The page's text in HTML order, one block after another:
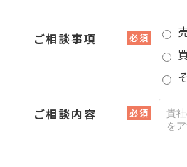
ご相談事項 必須
ご相談内容 必須